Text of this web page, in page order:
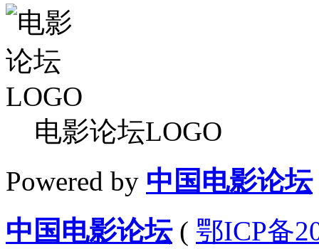
电影论坛LOGO
Powered by 中国电影论坛
中国电影论坛( 鄂ICP备